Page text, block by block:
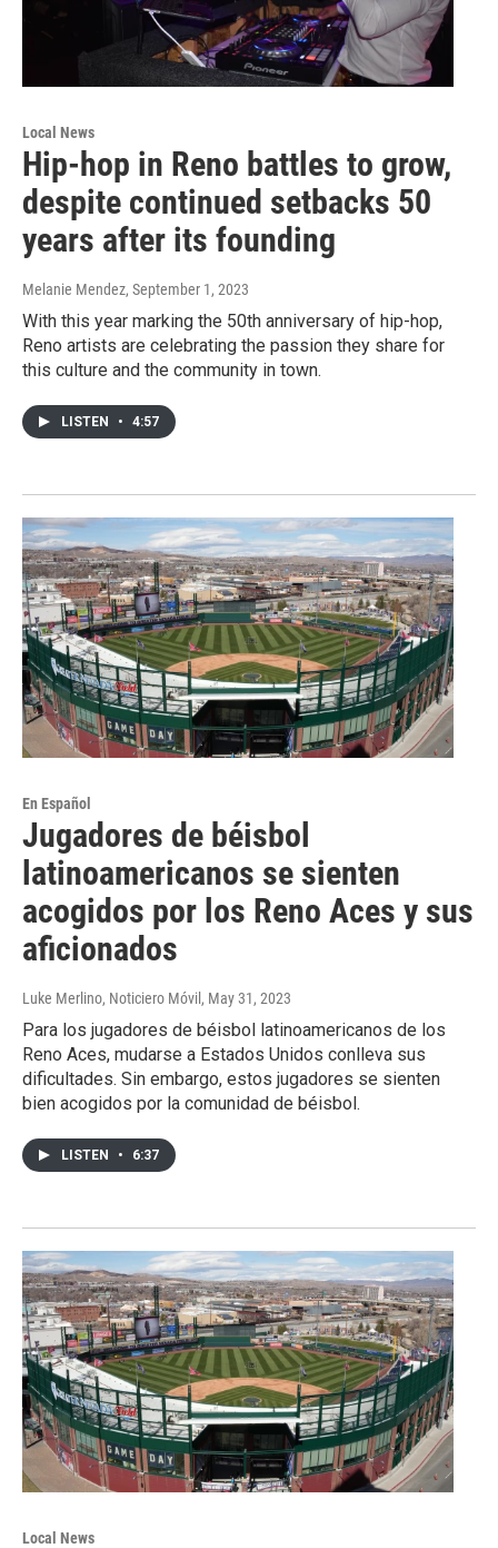
Local News
Hip-hop in Reno battles to grow,
despite continued setbacks 50
years after its founding
Melanie Mendez, September 1, 2023
With this year marking the 50th anniversary of hip-hop,
Reno artists are celebrating the passion they share for
this culture and the community in town.
LISTEN • 4:57
En Español
Jugadores de béisbol
latinoamericanos se sienten
acogidos por los Reno Aces y sus
aficionados
Luke Merlino, Noticiero Móvil , May 31, 2023
Para los jugadores de béisbol latinoamericanos de los
Reno Aces, mudarse a Estados Unidos conlleva sus
dificultades. Sin embargo, estos jugadores se sienten
bien acogidos por la comunidad de béisbol.
LISTEN • 6:37
Local News